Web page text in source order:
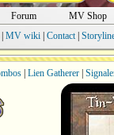
Forum
MV Shop
MV wiki| Contact|
| Lien Gatherer|